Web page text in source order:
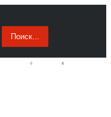
Поиск...
vk.com
YouTube